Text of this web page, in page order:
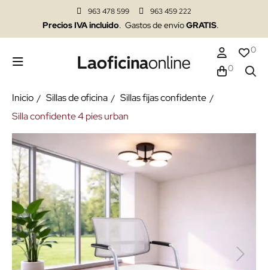
963 478 599 963 459 222
Precios IVA incluido. Gastos de envíoGRATIS.
0
0
Inicio Sillas de oficina
Sillas fijas confidente
Silla confidente 4 pies urban